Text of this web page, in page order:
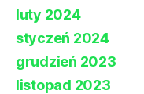
luty 2024
styczeń 2024
grudzień 2023
listopad 2023